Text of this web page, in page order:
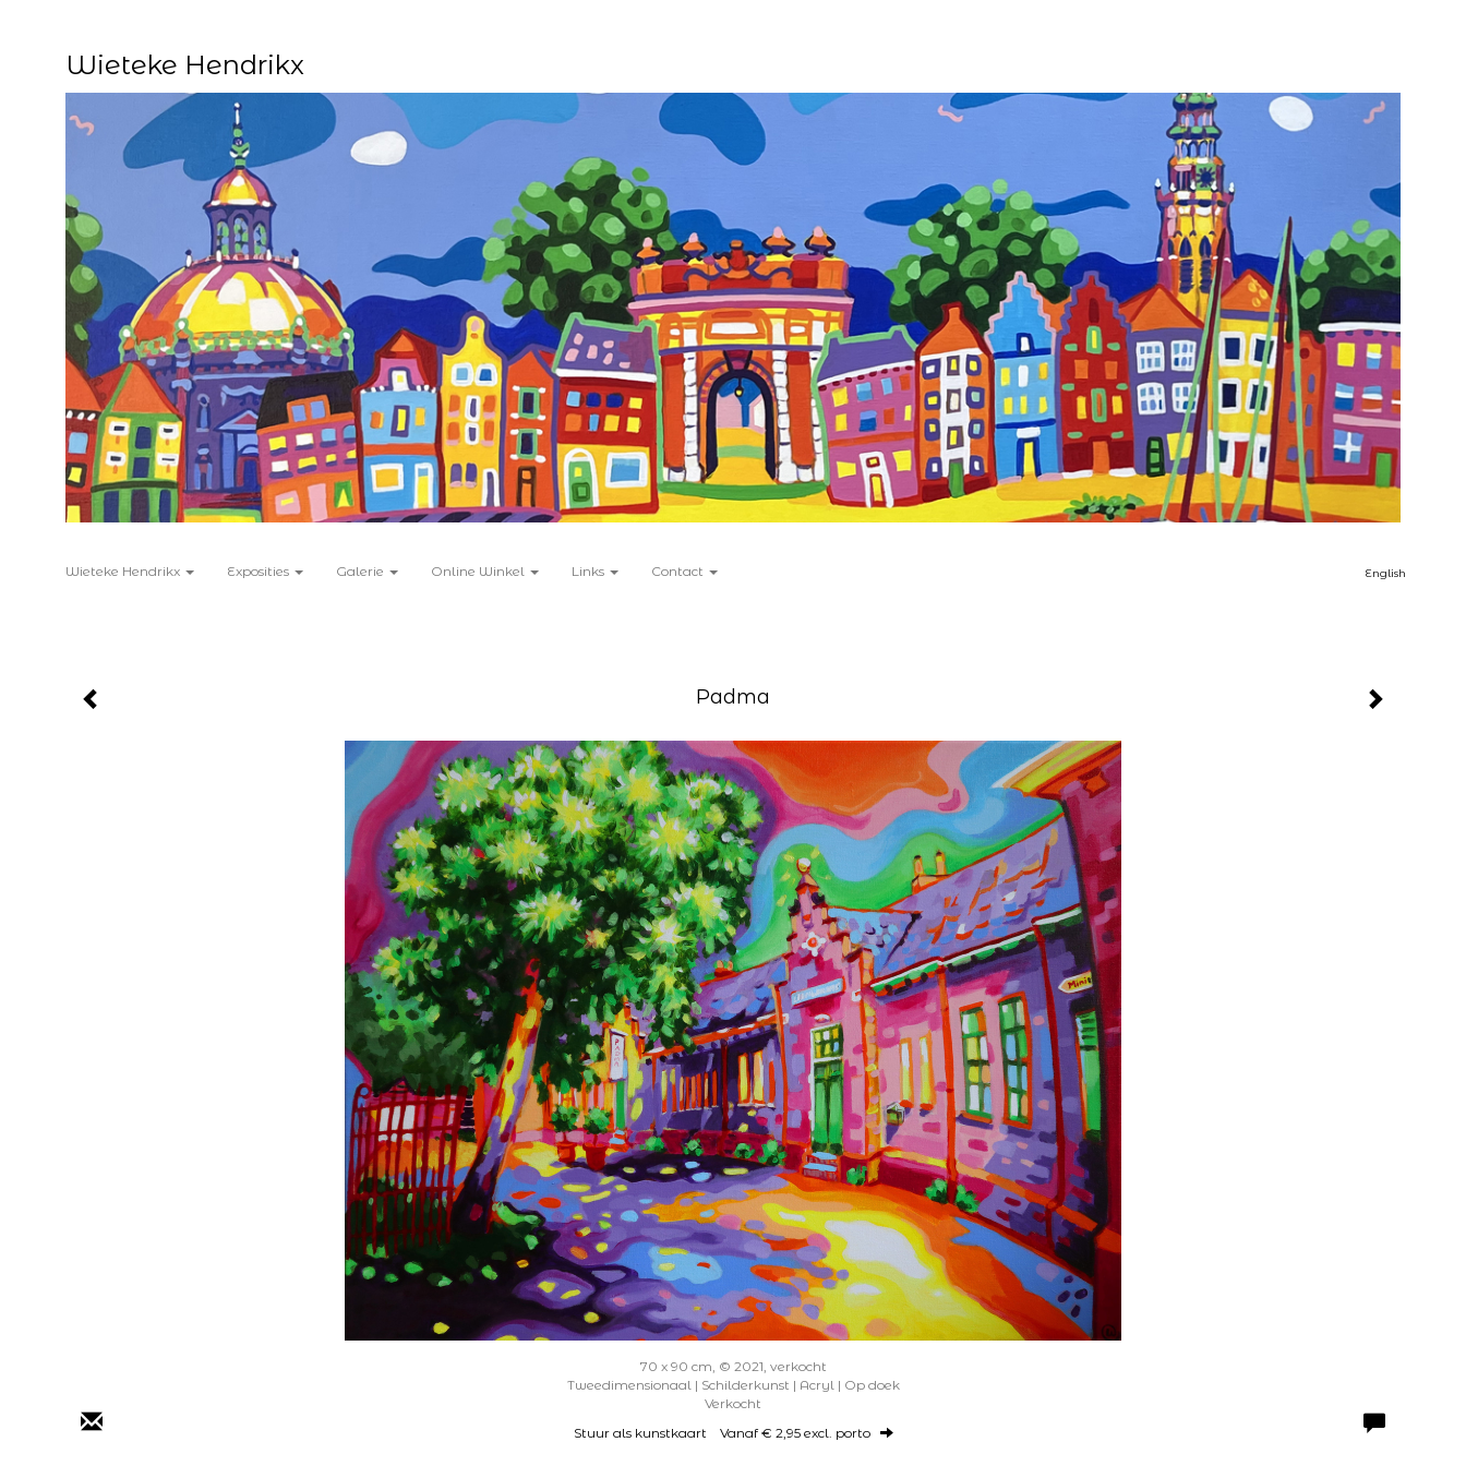
Wieteke Hendrikx
Wieteke Hendrikx Exposities Galerie Online Winkel Links Contact English
Padma
70 x 90 cm, © 2021, verkocht
Tweedimensionaal | Schilderkunst | Acryl | Op doek
Verkocht
Stuur als kunstkaart Vanaf € 2,95 excl. porto